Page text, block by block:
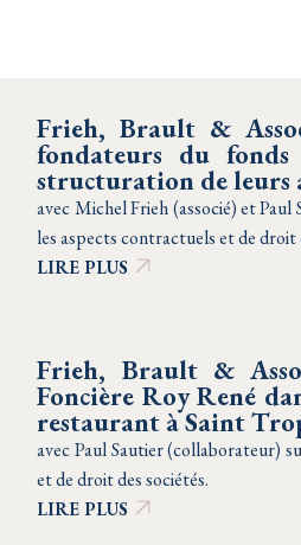
Frieh, Brault &
fondateurs du
structuration de leurs
avec Michel Frieh (associé) et
les aspects contractuels et de droit
LIRE PLUS
Frieh, Brault &
Foncière Roy René
restaurant à Saint
avec Paul Sautier (collaborateur)
et de droit des sociétés.
LIRE PLUS